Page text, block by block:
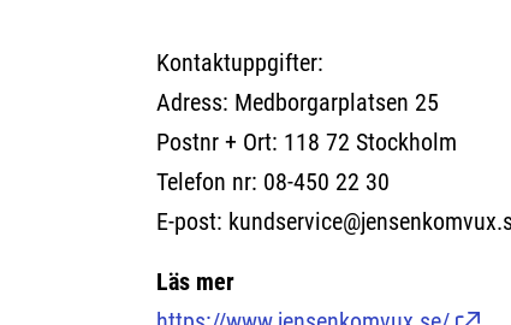
Kontaktuppgifter:
Adress: Medborgarplatsen 25
Postnr + Ort: 118 72 Stockholm
Telefon nr: 08-450 22 30
E-post:
Läs mer